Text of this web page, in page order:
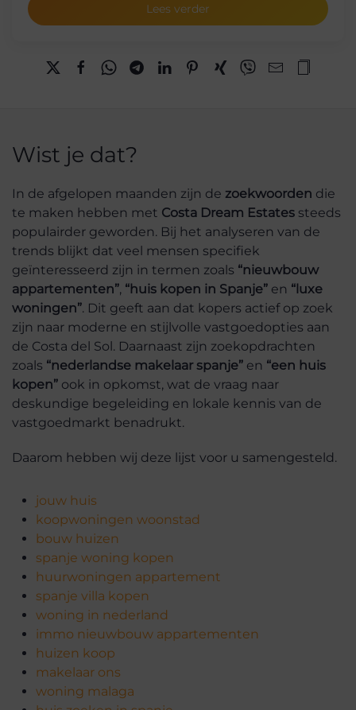
Lees verder
Wist je dat?
In de afgelopen maanden zijn de zoekwoorden die
te maken hebben met Costa Dream Estates steeds
populairder geworden. Bij het analyseren van de
trends blijkt dat veel mensen specifiek
geïnteresseerd zijn in termen zoals “nieuwbouw
appartementen”, “huis kopen in Spanje” en “luxe
woningen”. Dit geeft aan dat kopers actief op zoek
zijn naar moderne en stijlvolle vastgoedopties aan
de Costa del Sol. Daarnaast zijn zoekopdrachten
zoals “nederlandse makelaar spanje” en “een huis
kopen” ook in opkomst, wat de vraag naar
deskundige begeleiding en lokale kennis van de
vastgoedmarkt benadrukt.
Daarom hebben wij deze lijst voor u samengesteld.
jouw huis
koopwoningen woonstad
bouw huizen
spanje woning kopen
huurwoningen appartement
spanje villa kopen
woning in nederland
immo nieuwbouw appartementen
huizen koop
makelaar ons
woning malaga